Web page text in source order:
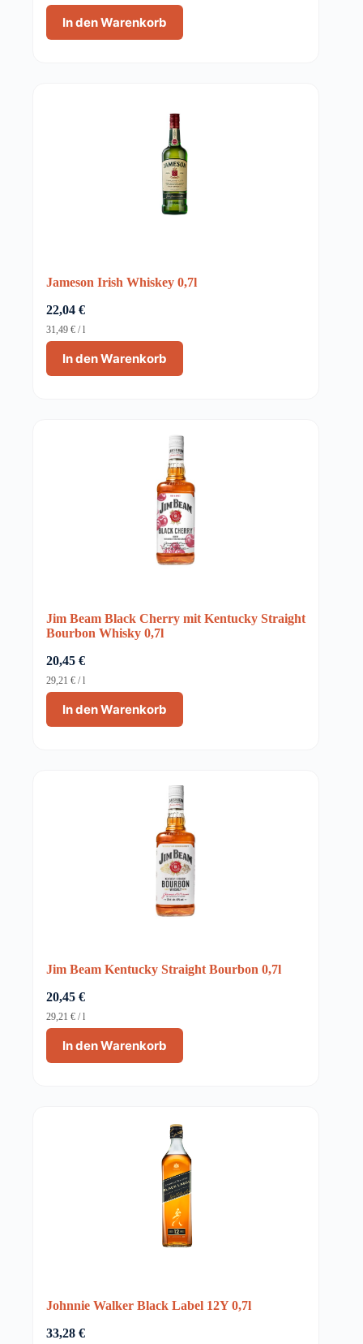
In den Warenkorb
Jameson Irish Whiskey 0,7l
22,04 €
In den Warenkorb
31,49 € /l
Jim Beam Black Cherry mit Kentucky Straight
Bourbon Whisky 0,7l
20,45 €
In den Warenkorb
29,21 € /l
Jim Beam Kentucky Straight Bourbon 0,7l
20,45 €
In den Warenkorb
29,21 € /l
Johnnie Walker Black Label 12Y 0,7l
33,28 €